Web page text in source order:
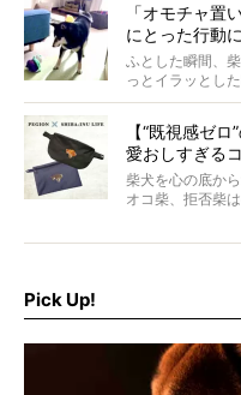
ォーカスし、そ
だと思うことを
回登場してくれ
ら食が細かった
「オモチャ置
にとった行動
ふとした瞬間、
っとイラッとし
いように見えま
【“既視感ゼ
愛おしすぎる
柴犬を心の底か
オコ柴、拒否柴
でもちょっと待
シーンがあった
Pick Up!